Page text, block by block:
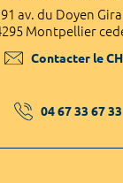
av. du Doyen
Montpellier
Contacter le
04 67 33 67 33